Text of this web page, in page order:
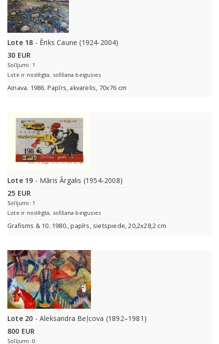
Lote 18 - Ēriks Caune (1924-2004)
30 EUR
Solījumi: 1
Lote ir noslēgta, solīšana beigusies
Ainava. 1986. Papīrs, akvarelis, 70x76 cm
Lote 19 - Māris Ārgalis (1954-2008)
25 EUR
Solījumi: 1
Lote ir noslēgta, solīšana beigusies
Grafisms & 10. 1980., papīrs, sietspiede, 20,2x28,2 cm
Lote 20 - Aleksandra Beļcova (1892–1981)
800 EUR
Solījumi: 0